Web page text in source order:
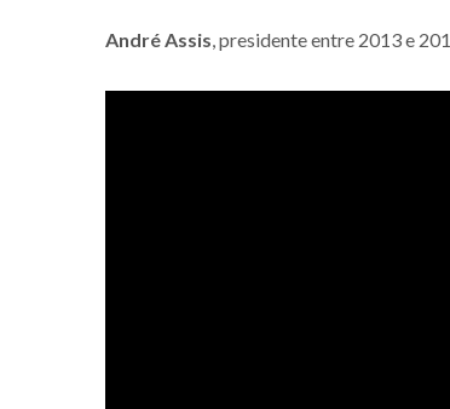
André Assis, presidente entre 2013 e